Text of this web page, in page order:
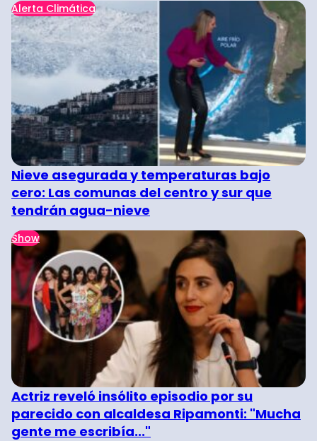
Alerta Climática
Nieve asegurada y temperaturas bajo
cero: Las comunas del centro y sur que
tendrán agua-nieve
Show
Actriz reveló insólito episodio por su
parecido con alcaldesa Ripamonti: "Mucha
gente me escribía..."